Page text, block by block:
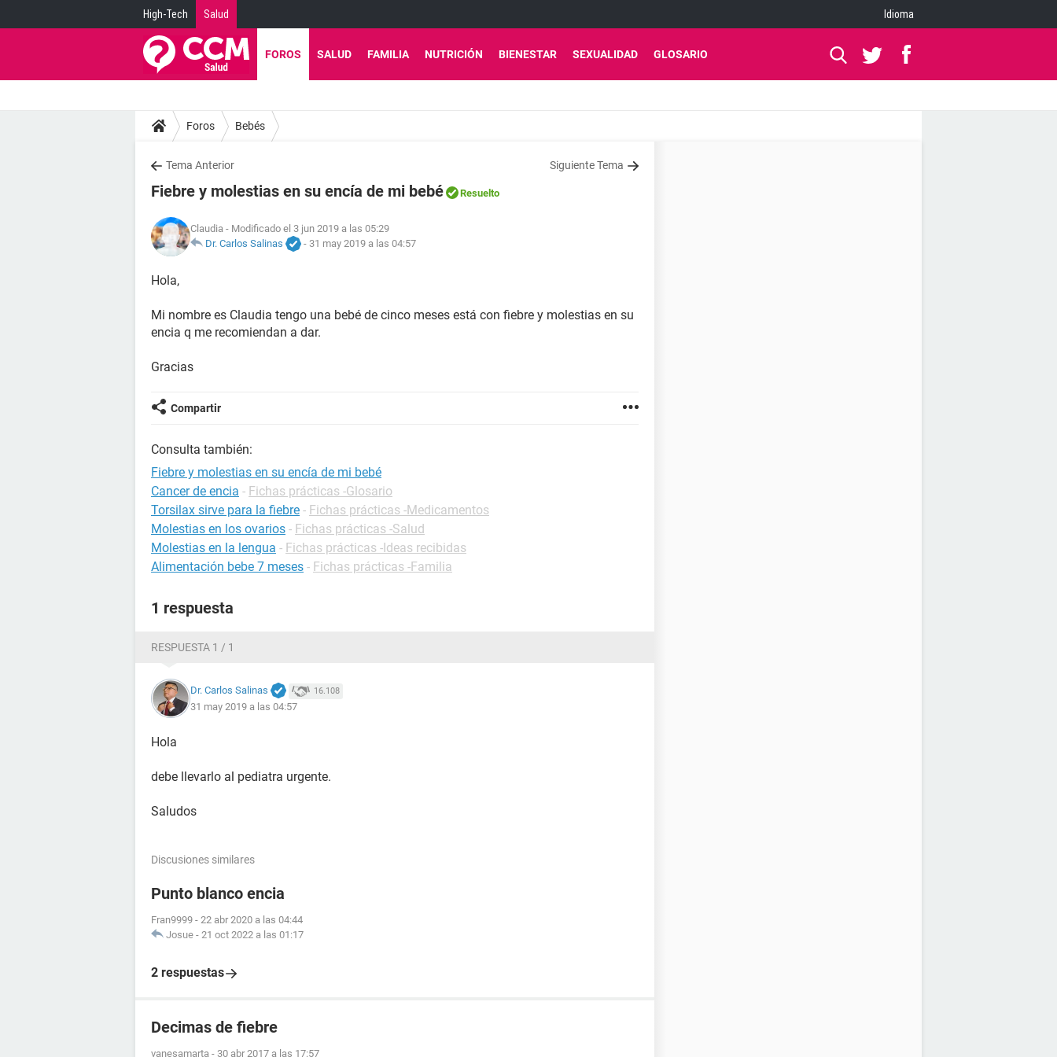
High-Tech Salud Idioma
FOROS SALUD FAMILIA NUTRICIÓN BIENESTAR SEXUALIDAD GLOSARIO
Foros Bebés
Tema Anterior Siguiente Tema
Fiebre y molestias en su encía de mi bebé Resuelto
Claudia - Modificado el 3 jun 2019 a las 05:29
Dr. Carlos Salinas
- 31 may 2019 a las 04:57
Hola,
Mi nombre es Claudia tengo una bebé de cinco meses está con fiebre y molestias en su
encia q me recomiendan a dar.
Gracias
Compartir
Consulta también:
Fiebre y molestias en su encía de mi bebé
Cancer de encia - Fichas prácticas -Glosario
Torsilax sirve para la fiebre - Fichas prácticas -Medicamentos
Molestias en los ovarios - Fichas prácticas -Salud
Molestias en la lengua - Fichas prácticas -Ideas recibidas
Alimentación bebe 7 meses - Fichas prácticas -Familia
1 respuesta
RESPUESTA 1 / 1
Dr. Carlos Salinas 16.108
31 may 2019 a las 04:57
Hola
debe llevarlo al pediatra urgente.
Saludos
Discusiones similares
Punto blanco encia
Fran9999 - 22 abr 2020 a las 04:44
Josue - 21 oct 2022 a las 01:17
2 respuestas
Decimas de fiebre
vanesamarta - 30 abr 2017 a las 17:57